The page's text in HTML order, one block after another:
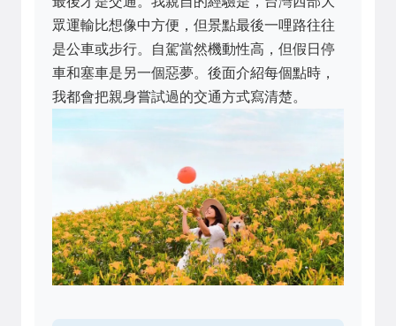
眾運輸比想像中方便，但景點最後一哩路往往
是公車或步行。自駕當然機動性高，但假日停
車和塞車是另一個惡夢。後面介紹每個點時，
我都會把親身嘗試過的交通方式寫清楚。